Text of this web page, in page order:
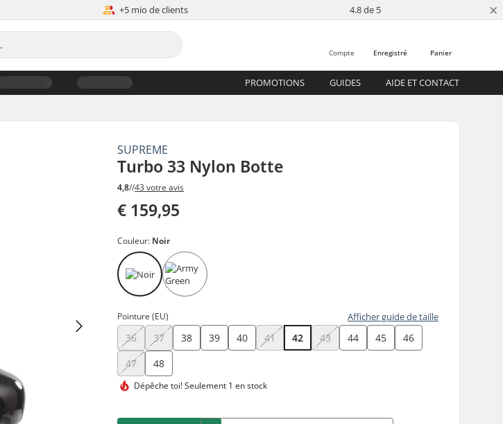
+5 mio de clients 4.8 de 5 ×
Panier
Enregistré
Compte
PROMOTIONS GUIDES AIDE ET CONTACT
SUPREME
Turbo 33 Nylon Botte
4,8//43 votre avis
€ 159,95
Couleur: Noir
Pointure (EU) Afficher guide de taille
36 37 38 39 40 41 42 43 44 45
46
47
48
Dépêche toi!Seulement 1 en stock